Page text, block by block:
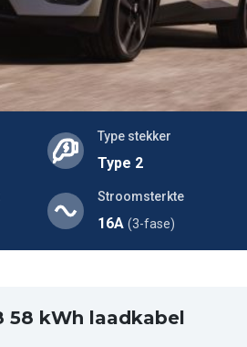
Type stekker
Type 2
Stroomsterkte
16A (3-fase)
58 kWh laadkabel